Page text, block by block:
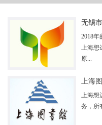
无锡
2018
上海
原...
上海
上海
务，所